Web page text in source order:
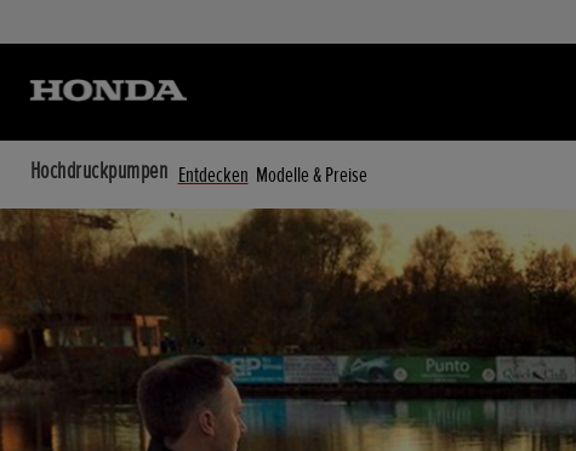
Hochdruckpumpen Entdecken Modelle & Preise